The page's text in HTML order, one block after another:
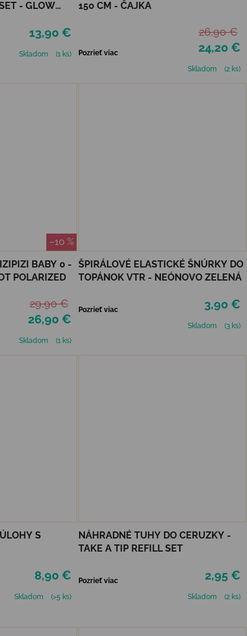
- GLOW
13,90 €
Skladom
(1 ks)
150 CM - ČAJKA
24,20 €
26,90 €
Pozrieť viac
Skladom
(2 ks)
–10 %
BABY 0 -
POLARIZED
26,90 €
29,90 €
Skladom
(1 ks)
ŠPIRÁLOVÉ ELASTICKÉ ŠNÚRKY DO
TOPÁNOK VTR - NEÓNOVO ZELENÁ
3,90 €
Pozrieť viac
Skladom
(3 ks)
S
8,90 €
Skladom
(>5 ks)
NÁHRADNÉ TUHY DO CERUZKY -
TAKE A TIP REFILL SET
2,95 €
Pozrieť viac
Skladom
(2 ks)